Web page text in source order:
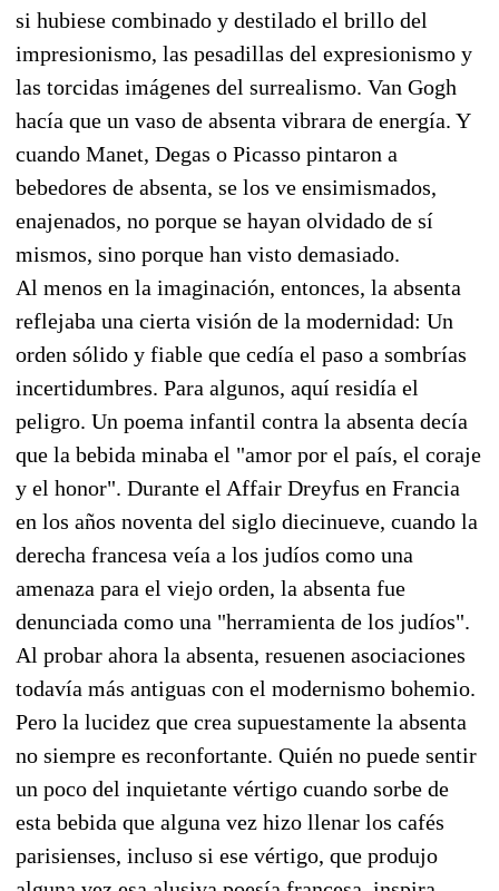
si hubiese combinado y destilado el brillo del
impresionismo, las pesadillas del expresionismo y
las torcidas imágenes del surrealismo. Van Gogh
hacía que un vaso de absenta vibrara de energía. Y
cuando Manet, Degas o Picasso pintaron a
bebedores de absenta, se los ve ensimismados,
enajenados, no porque se hayan olvidado de sí
mismos, sino porque han visto demasiado.
Al menos en la imaginación, entonces, la absenta
reflejaba una cierta visión de la modernidad: Un
orden sólido y fiable que cedía el paso a sombrías
incertidumbres. Para algunos, aquí residía el
peligro. Un poema infantil contra la absenta decía
que la bebida minaba el "amor por el país, el coraje
y el honor". Durante el Affair Dreyfus en Francia
en los años noventa del siglo diecinueve, cuando la
derecha francesa veía a los judíos como una
amenaza para el viejo orden, la absenta fue
denunciada como una "herramienta de los judíos".
Al probar ahora la absenta, resuenen asociaciones
todavía más antiguas con el modernismo bohemio.
Pero la lucidez que crea supuestamente la absenta
no siempre es reconfortante. Quién no puede sentir
un poco del inquietante vértigo cuando sorbe de
esta bebida que alguna vez hizo llenar los cafés
parisienses, incluso si ese vértigo, que produjo